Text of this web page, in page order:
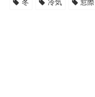
冬 冷気 窓際